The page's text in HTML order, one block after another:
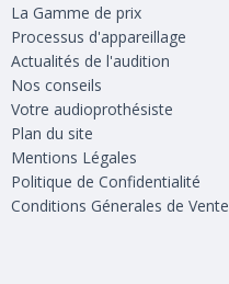
La Gamme de prix
Processus d'appareillage
Actualités de l'audition
Nos conseils
Votre audioprothésiste
Plan du site
Mentions Légales
Politique de Confidentialité
Conditions Génerales de Vente